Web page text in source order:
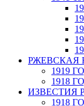
РЖЕВСКАЯ
1919
1918
ИЗВЕСТИЯ
1918